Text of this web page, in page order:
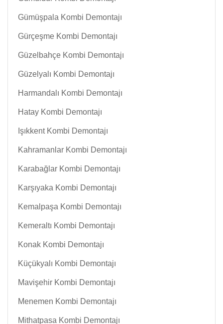
Gümüşpala Kombi Demontajı
Gürçeşme Kombi Demontajı
Güzelbahçe Kombi Demontajı
Güzelyalı Kombi Demontajı
Harmandalı Kombi Demontajı
Hatay Kombi Demontajı
Işıkkent Kombi Demontajı
Kahramanlar Kombi Demontajı
Karabağlar Kombi Demontajı
Karşıyaka Kombi Demontajı
Kemalpaşa Kombi Demontajı
Kemeraltı Kombi Demontajı
Konak Kombi Demontajı
Küçükyalı Kombi Demontajı
Mavişehir Kombi Demontajı
Menemen Kombi Demontajı
Mithatpasa Kombi Demontajı